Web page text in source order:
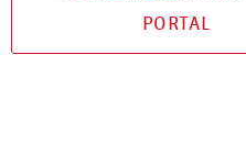
PORTAL